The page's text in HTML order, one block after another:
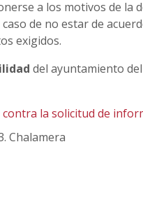
a los motivos de la
de no estar de
exigidos.
del ayuntamiento
contra la solicitud de
Chalamera